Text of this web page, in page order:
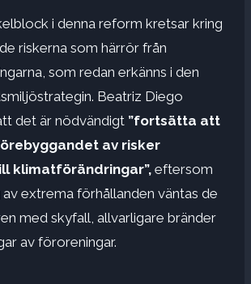
i denna reform kretsar kring
riskerna som härrör från
som redan erkänns i den
Beatriz Diego
det är nödvändigt ”fortsätta att
av risker
klimatförändringar”, eftersom
extrema förhållanden väntas de
med skyfall, allvarligare bränder
av föroreningar.